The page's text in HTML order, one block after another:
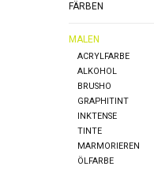
FÄRBEN
MALEN
ACRYLFARBE
ALKOHOL
BRUSHO
GRAPHITINT
INKTENSE
TINTE
MARMORIEREN
ÖLFARBE